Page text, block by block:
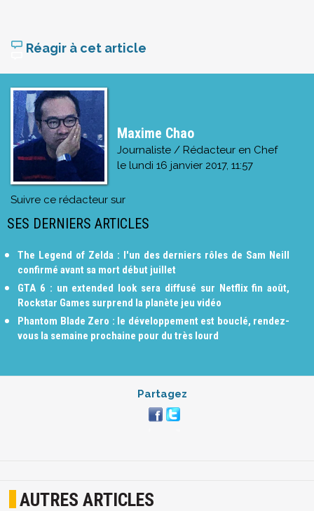
Réagir à cet article
Maxime Chao
Journaliste / Rédacteur en Chef
le lundi 16 janvier 2017, 11:57
Suivre ce rédacteur sur
SES DERNIERS ARTICLES
The Legend of Zelda : l'un des derniers rôles de Sam Neill
confirmé avant sa mort début juillet
GTA 6 : un extended look sera diffusé sur Netflix fin août,
Rockstar Games surprend la planète jeu vidéo
Phantom Blade Zero : le développement est bouclé, rendez-
vous la semaine prochaine pour du très lourd
Partagez
AUTRES ARTICLES